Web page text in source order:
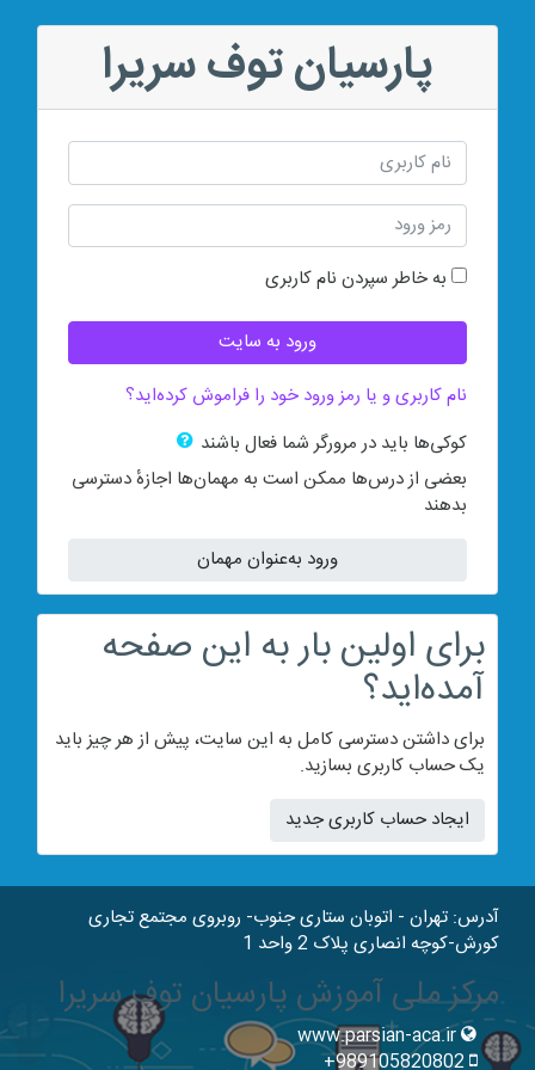
پارسیان توف سریرا
پرش به بخش ایجاد حساب کاربری جدید
نام کاربری
رمز ورود
به خاطر سپردن نام کاربری
ورود به سایت
نام کاربری و یا رمز ورود خود را فراموش کرده‌اید؟
کوکی‌ها باید در مرورگر شما فعال باشند
بعضی از درس‌ها ممکن است به مهمان‌ها اجازهٔ دسترسی
بدهند
ورود به‌عنوان مهمان
برای اولین بار به این صفحه
آمده‌اید؟
برای داشتن دسترسی کامل به این سایت، پیش از هر چیز باید
یک حساب کاربری بسازید.
ایجاد حساب کاربری جدید
آدرس: تهران - اتوبان ستاری جنوب- روبروی مجتمع تجاری
کورش-کوچه انصاری پلاک 2 واحد 1
مرکز ملی آموزش پارسیان توف سریرا
www.parsian-aca.ir
989105820802+